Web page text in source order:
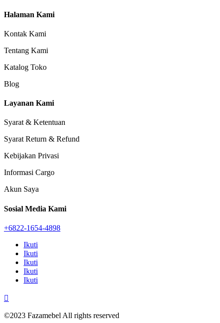
Halaman Kami
Kontak Kami
Tentang Kami
Katalog Toko
Blog
Layanan Kami
Syarat & Ketentuan
Syarat Return & Refund
Kebijakan Privasi
Informasi Cargo
Akun Saya
Sosial Media Kami
+6822-1654-4898
Ikuti
Ikuti
Ikuti
Ikuti
Ikuti

©2023 Fazamebel All rights reserved